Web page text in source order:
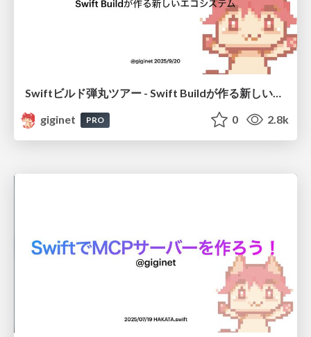
Swiftビルド弾丸ツアー - Swift Buildが作る新しいエコシステム
giginet
PRO 0 2.8k